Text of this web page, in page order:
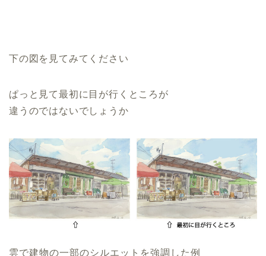
下の図を見てみてください
ぱっと見て最初に目が行くところが
違うのではないでしょうか
雲で建物の一部のシルエットを強調した例